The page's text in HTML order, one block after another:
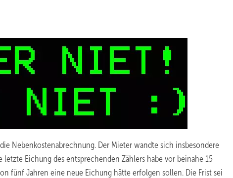
Nebenkostenabrechnung. Der Mieter wandte sich insbesondere
letzte Eichung des entsprechenden Zählers habe vor beinahe 15
fünf Jahren eine neue Eichung hätte erfolgen sollen. Die Frist sei